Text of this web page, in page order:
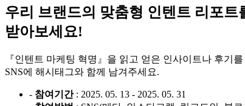
우리 브랜드의 맞춤형 인텐트 리포트
받아보세요!
『인텐트 마케팅 혁명』을 읽고 얻은 인사이트나 후기를
SNS에 해시태그와 함께 남겨주세요.
- 참여기간: 2025. 05. 13 - 2025. 05. 31